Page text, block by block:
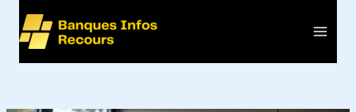
contenu